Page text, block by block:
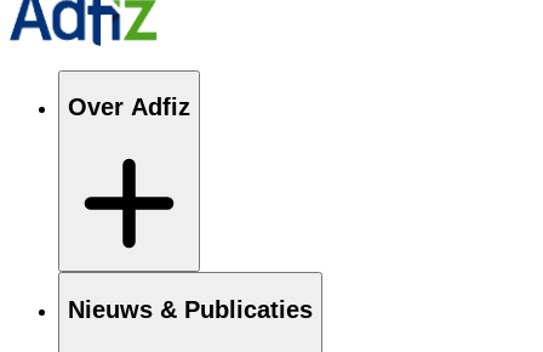
Over Adfiz
Nieuws & Publicaties